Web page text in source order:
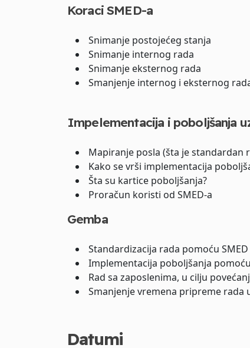
Koraci SMED-a
Snimanje postojećeg stanja
Snimanje internog rada
Snimanje eksternog rada
Smanjenje internog i eksternog
Impelementacija i poboljšanja
Mapiranje posla (šta je standardan
Kako se vrši implementacija
Šta su kartice poboljšanja?
Proračun koristi od SMED-a
Gemba
Standardizacija rada pomoću
Implementacija poboljšanja
Rad sa zaposlenima, u cilju
Smanjenje vremena pripreme rada
Datumi